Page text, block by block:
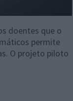
doentes que o
permite
O projeto piloto